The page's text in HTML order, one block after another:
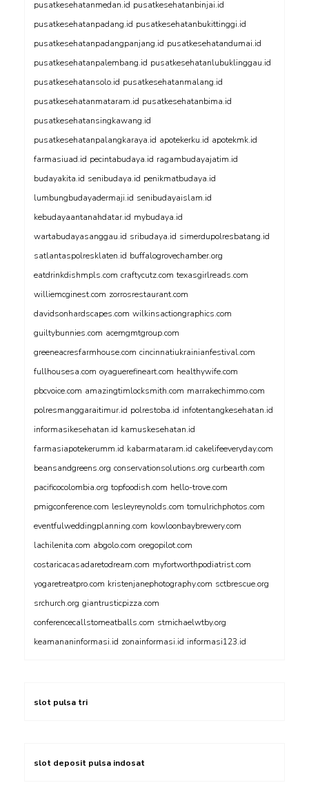
pusatkesehatanmedan.id pusatkesehatanbinjai.id
pusatkesehatanpadang.id pusatkesehatanbukittinggi.id
pusatkesehatanpadangpanjang.id pusatkesehatandumai.id
pusatkesehatanpalembang.id pusatkesehatanlubuklinggau.id
pusatkesehatansolo.id pusatkesehatanmalang.id
pusatkesehatanmataram.id pusatkesehatanbima.id
pusatkesehatansingkawang.id
pusatkesehatanpalangkaraya.id apotekerku.id apotekmk.id
farmasiuad.id pecintabudaya.id ragambudayajatim.id
budayakita.id senibudaya.id penikmatbudaya.id
lumbungbudayadermaji.id senibudayaislam.id
kebudayaantanahdatar.id mybudaya.id
wartabudayasanggau.id sribudaya.id simerdupolresbatang.id
satlantaspolresklaten.id buffalogrovechamber.org
eatdrinkdishmpls.com craftycutz.com texasgirlreads.com
williemcginest.com zorrosrestaurant.com
davidsonhardscapes.com wilkinsactiongraphics.com
guiltybunnies.com acemgmtgroup.com
greeneacresfarmhouse.com cincinnatiukrainianfestival.com
fullhousesa.com oyaguerefineart.com healthywife.com
pbcvoice.com amazingtimlocksmith.com marrakechimmo.com
polresmanggaraitimur.id polrestoba.id infotentangkesehatan.id
informasikesehatan.id kamuskesehatan.id
farmasiapotekerumm.id kabarmataram.id cakelifeeveryday.com
beansandgreens.org conservationsolutions.org curbearth.com
pacificocolombia.org topfoodish.com hello-trove.com
pmigconference.com lesleyreynolds.com tomulrichphotos.com
eventfulweddingplanning.com kowloonbaybrewery.com
lachilenita.com abgolo.com oregopilot.com
costaricacasadaretodream.com myfortworthpodiatrist.com
yogaretreatpro.com kristenjanephotography.com sctbrescue.org
srchurch.org giantrusticpizza.com
conferencecallstomeatballs.com stmichaelwtby.org
keamananinformasi.id zonainformasi.id informasi123.id
slot pulsa tri
slot deposit pulsa indosat